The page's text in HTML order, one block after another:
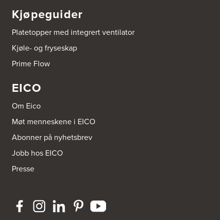
Tel.: 69817600
Byggmakker CF AS
Hotvedtveien 6, Tingvoll
Postboks 2107
3220 Sandefjord
Tel.: 33-484000
Byggmakker Eiker
3300 Hokksund
Byggmakker Fredrikstad Østsiden
Borgarveien 13
1633 Gamle Fredrikstad
Byggmakker Gipling Mo i Rana
Kjøpeguider
Platetopper med integrert ventilator
Kjøle- og fryseskap
Prime Flow
EICO
Om Eico
Møt menneskene i EICO
Abonner på nyhetsbrev
Jobb hos EICO
Presse